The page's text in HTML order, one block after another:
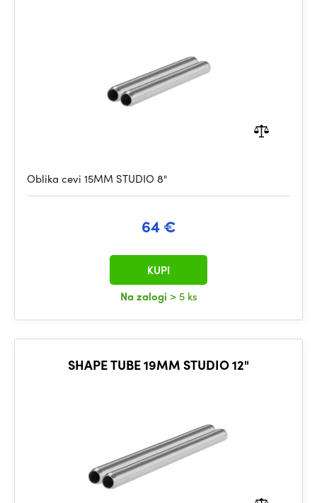
Oblika cevi 15MM STUDIO 8"
64 €
Na zalogi > 5 ks
KUPI
SHAPE TUBE 19MM STUDIO 12"